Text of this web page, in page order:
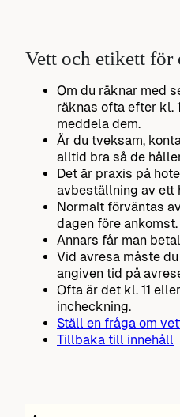
Vett och etikett för
Om du räknar med
räknas ofta efter kl.
meddela dem.
Är du tveksam,
alltid bra så de
Det är praxis på
avbeställning av ett
Normalt förväntas
dagen före ankomst.
Annars får man
Vid avresa måste
angiven tid på
Ofta är det kl. 11
incheckning.
Ställ en fråga om
Tillbaka till innehåll